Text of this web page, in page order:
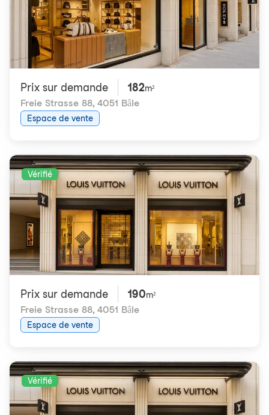
Prix ​​sur demande 182m²
Freie Strasse 88, 4051 Bâle
Espace de vente
Vérifié
Prix ​​sur demande 190m²
Freie Strasse 88, 4051 Bâle
Espace de vente
Vérifié